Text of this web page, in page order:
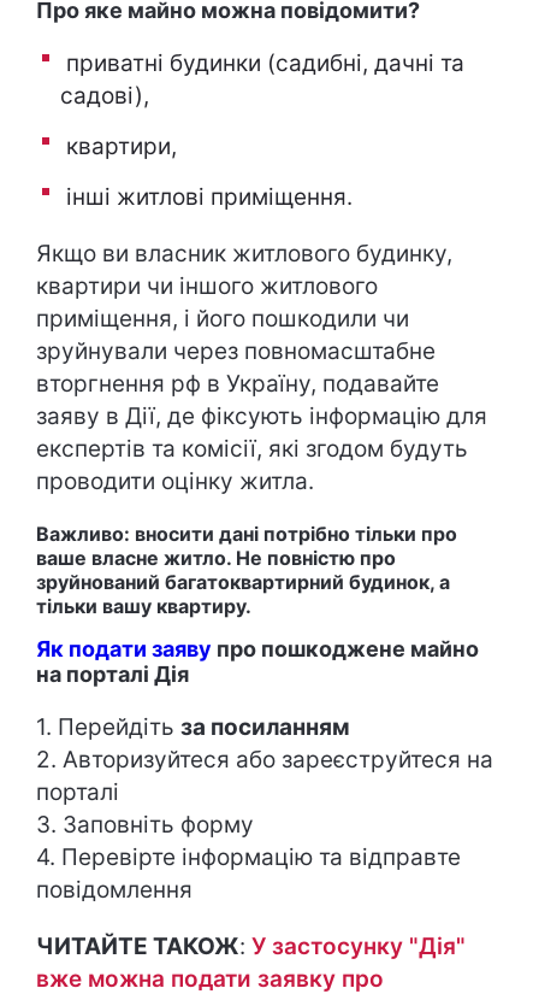
Про яке майно можна повідомити?
приватні будинки (садибні, дачні та
садові),
квартири,
інші житлові приміщення.
Якщо ви власник житлового будинку,
квартири чи іншого житлового
приміщення, і його пошкодили чи
зруйнували через повномасштабне
вторгнення рф в Україну, подавайте
заяву в Дії, де фіксують інформацію для
експертів та комісії, які згодом будуть
проводити оцінку житла.
Важливо: вносити дані потрібно тільки про
ваше власне житло. Не повністю про
зруйнований багатоквартирний будинок, а
тільки вашу квартиру.
Як подати заяву про пошкоджене майно
на порталі Дія
1. Перейдіть за посиланням
2. Авторизуйтеся або зареєструйтеся на
порталі
3. Заповніть форму
4. Перевірте інформацію та відправте
повідомлення
ЧИТАЙТЕ ТАКОЖ: У застосунку "Дія"
вже можна подати заявку про